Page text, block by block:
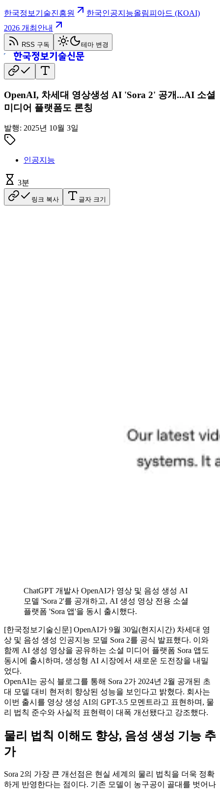
한국정보기술진흥원
한국인공지능올림피아드 (KOAI)
2026 개최안내
RSS 구독 테마 변경
OpenAI, 차세대 영상생성 AI 'Sora 2' 공개...AI 소셜
미디어 플랫폼도 론칭
발행: 2025년 10월 3일
인공지능
3분
링크 복사 글자 크기
ChatGPT 개발사 OpenAI가 영상 및 음성 생성 AI
모델 'Sora 2'를 공개하고, AI 생성 영상 전용 소셜
플랫폼 'Sora 앱'을 동시 출시했다.
[한국정보기술신문] OpenAI가 9월 30일(현지시간) 차세대 영
상 및 음성 생성 인공지능 모델 Sora 2를 공식 발표했다. 이와
함께 AI 생성 영상을 공유하는 소셜 미디어 플랫폼 Sora 앱도
동시에 출시하며, 생성형 AI 시장에서 새로운 도전장을 내밀
었다.
OpenAI는 공식 블로그를 통해 Sora 2가 2024년 2월 공개된 초
대 모델 대비 현저히 향상된 성능을 보인다고 밝혔다. 회사는
이번 출시를 영상 생성 AI의 GPT-3.5 모멘트라고 표현하며, 물
리 법칙 준수와 사실적 표현력이 대폭 개선됐다고 강조했다.
물리 법칙 이해도 향상, 음성 생성 기능 추
가
Sora 2의 가장 큰 개선점은 현실 세계의 물리 법칙을 더욱 정확
하게 반영한다는 점이다. 기존 모델이 농구공이 골대를 벗어나